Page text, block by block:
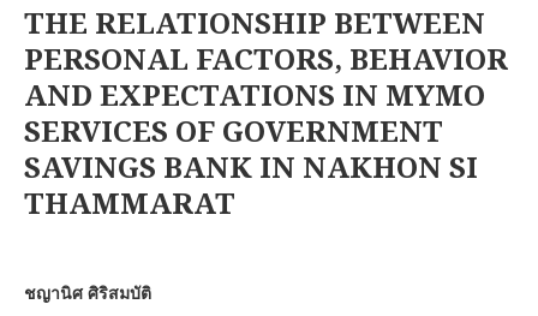
THE RELATIONSHIP BETWEEN
PERSONAL FACTORS, BEHAVIOR
AND EXPECTATIONS IN MYMO
SERVICES OF GOVERNMENT
SAVINGS BANK IN NAKHON SI
THAMMARAT
ชญานิศ ศิริสมบัติ